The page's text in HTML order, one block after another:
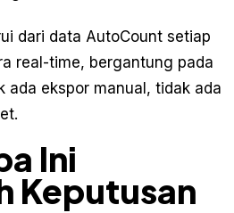
dari data AutoCount setiap
real-time, bergantung pada
ada ekspor manual, tidak ada
Ini
Keputusan